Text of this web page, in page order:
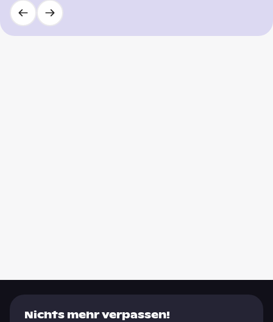
Nichts mehr verpassen!